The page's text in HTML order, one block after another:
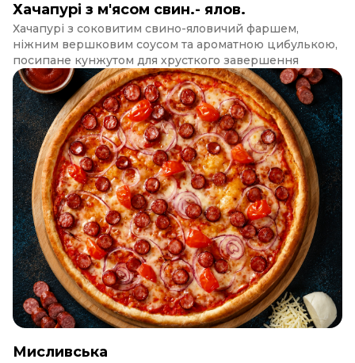
Хачапурі з м'ясом свин.- ялов.
Хачапурі з соковитим свино-яловичий фаршем,
ніжним вершковим соусом та ароматною цибулькою,
посипане кунжутом для хрусткого завершення
Мисливська